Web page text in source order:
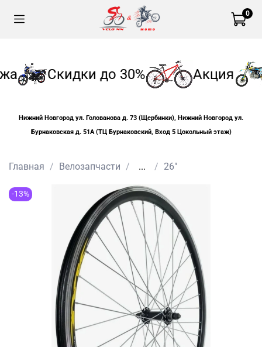
0
Скидки до 30% Акция
Нижний Новгород ул. Голованова д. 73 (Щербинки), Нижний Новгород ул.
Бурнаковская д. 51А (ТЦ Бурнаковский, Вход 5 Цокольный этаж)
Главная Велозапчасти ... 26"
-13%